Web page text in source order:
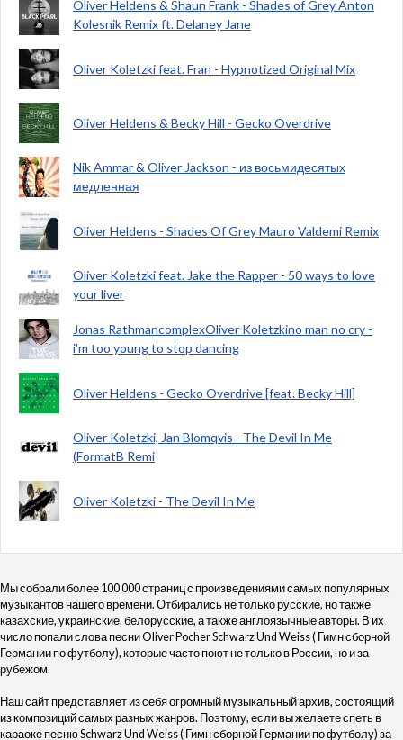
Oliver Heldens & Shaun Frank - Shades of Grey Anton
Kolesnik Remix ft. Delaney Jane
Oliver Koletzki feat. Fran - Hypnotized Original Mix
Oliver Heldens & Becky Hill - Gecko Overdrive
Nik Ammar & Oliver Jackson - из восьмидесятых
медленная
Oliver Heldens - Shades Of Grey Mauro Valdemi Remix
Oliver Koletzki feat. Jake the Rapper - 50 ways to love
your liver
Jonas RathmancomplexOliver Koletzkino man no cry -
i'm too young to stop dancing
Oliver Heldens - Gecko Overdrive [feat. Becky Hill]
Oliver Koletzki, Jan Blomqvis - The Devil In Me
(FormatB Remi
Oliver Koletzki - The Devil In Me
Мы собрали более 100 000 страниц с произведениями самых популярных
музыкантов нашего времени. Отбирались не только русские, но также
казахские, украинские, белорусские, а также англоязычные авторы. В их
число попали слова песни Oliver Pocher Schwarz Und Weiss ( Гимн сборной
Германии по футболу), которые часто поют не только в России, но и за
рубежом.
Наш сайт представляет из себя огромный музыкальный архив, состоящий
из композиций самых разных жанров. Поэтому, если вы желаете спеть в
караоке песню Schwarz Und Weiss ( Гимн сборной Германии по футболу) за